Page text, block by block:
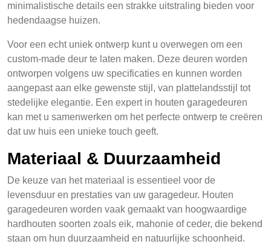
minimalistische details een strakke uitstraling bieden voor
hedendaagse huizen.
Voor een echt uniek ontwerp kunt u overwegen om een
custom-made deur te laten maken. Deze deuren worden
ontworpen volgens uw specificaties en kunnen worden
aangepast aan elke gewenste stijl, van plattelandsstijl tot
stedelijke elegantie. Een expert in houten garagedeuren
kan met u samenwerken om het perfecte ontwerp te creëren
dat uw huis een unieke touch geeft.
Materiaal & Duurzaamheid
De keuze van het materiaal is essentieel voor de
levensduur en prestaties van uw garagedeur. Houten
garagedeuren worden vaak gemaakt van hoogwaardige
hardhouten soorten zoals eik, mahonie of ceder, die bekend
staan om hun duurzaamheid en natuurlijke schoonheid.